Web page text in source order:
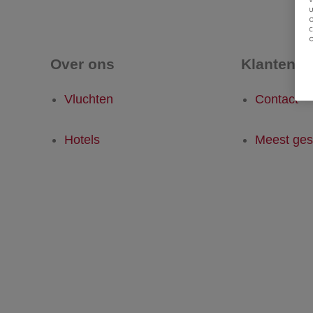
Over ons
Vluchten
Hotels
Contact
Meest